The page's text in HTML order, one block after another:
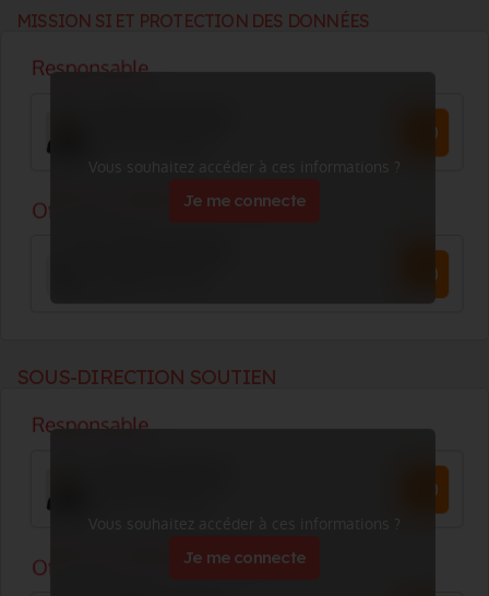
MISSION SI ET PROTECTION DES DONNÉES
Vous souhaitez accéder à ces informations ?
Je me connecte
SOUS-DIRECTION SOUTIEN
Vous souhaitez accéder à ces informations ?
Je me connecte